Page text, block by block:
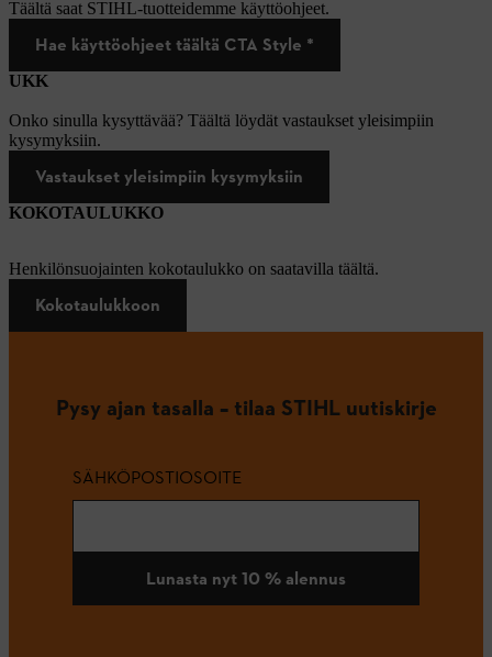
Täältä saat STIHL-tuotteidemme käyttöohjeet.
Hae käyttöohjeet täältä CTA Style *
UKK
Onko sinulla kysyttävää? Täältä löydät vastaukset yleisimpiin
kysymyksiin.
Vastaukset yleisimpiin kysymyksiin
KOKOTAULUKKO
Henkilönsuojainten kokotaulukko on saatavilla täältä.
Kokotaulukkoon
Pysy ajan tasalla – tilaa STIHL uutiskirje
SÄHKÖPOSTIOSOITE
Lunasta nyt 10 % alennus